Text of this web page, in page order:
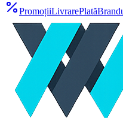
PromoțiiLivrarePlată